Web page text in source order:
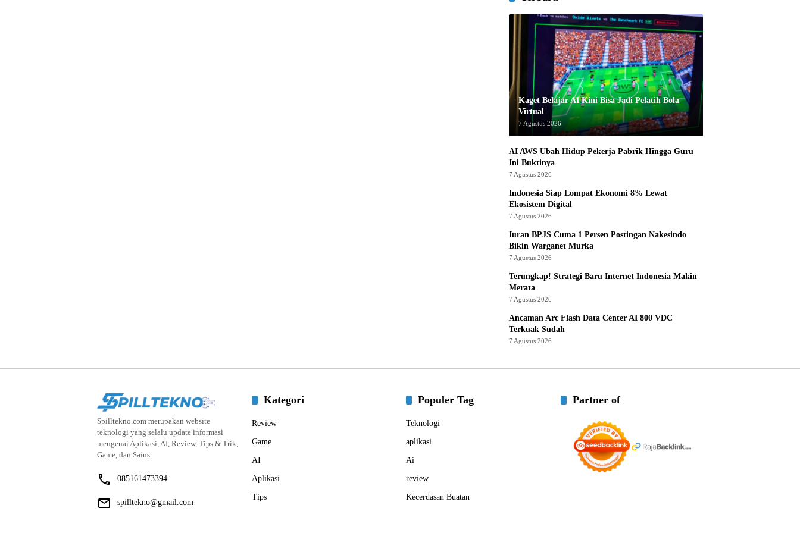
Kaget Belajar AI Kini Bisa Jadi Pelatih Bola
Virtual
7 Agustus 2026
AI AWS Ubah Hidup Pekerja Pabrik Hingga Guru
Ini Buktinya
7 Agustus 2026
Indonesia Siap Lompat Ekonomi 8% Lewat
Ekosistem Digital
7 Agustus 2026
Iuran BPJS Cuma 1 Persen Postingan Nakesindo
Bikin Warganet Murka
7 Agustus 2026
Terungkap! Strategi Baru Internet Indonesia Makin
Merata
7 Agustus 2026
Ancaman Arc Flash Data Center AI 800 VDC
Terkuak Sudah
7 Agustus 2026
Spilltekno.com merupakan website
teknologi yang selalu update informasi
mengenai Aplikasi, AI, Review, Tips & Trik,
Game, dan Sains.
085161473394
spilltekno@gmail.com
Kategori
Review
Game
AI
Aplikasi
Tips
Populer Tag
Teknologi
aplikasi
Ai
review
Kecerdasan Buatan
Partner of